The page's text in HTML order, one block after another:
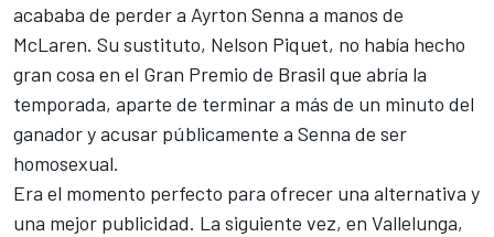
acababa de perder a Ayrton Senna a manos de
McLaren. Su sustituto, Nelson Piquet, no había hecho
gran cosa en el Gran Premio de Brasil que abría la
temporada, aparte de terminar a más de un minuto del
ganador y acusar públicamente a Senna de ser
homosexual.
Era el momento perfecto para ofrecer una alternativa y
una mejor publicidad. La siguiente vez, en Vallelunga,